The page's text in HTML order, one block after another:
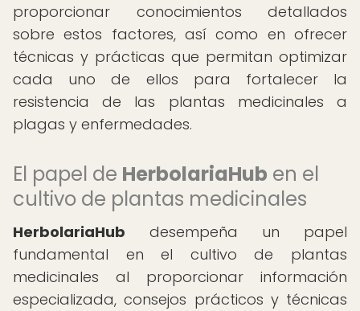
proporcionar conocimientos detallados
sobre estos factores, así como en ofrecer
técnicas y prácticas que permitan optimizar
cada uno de ellos para fortalecer la
resistencia de las plantas medicinales a
plagas y enfermedades.
El papel de HerbolariaHub en el
cultivo de plantas medicinales
HerbolariaHub desempeña un papel
fundamental en el cultivo de plantas
medicinales al proporcionar información
especializada, consejos prácticos y técnicas